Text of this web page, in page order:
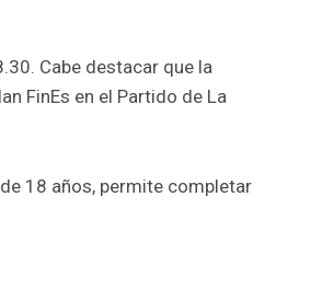
Cabe destacar que la
FinEs en el Partido de La
18 años, permite completar